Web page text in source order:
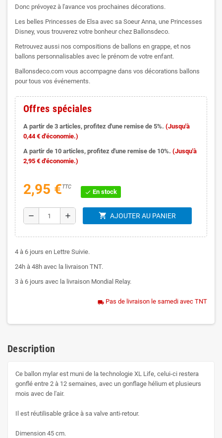
Donc prévoyez à l'avance vos prochaines décorations.
Les belles Princesses de Elsa avec sa Soeur Anna, une Princesses
Disney, vous trouverez votre bonheur chez Ballonsdeco.
Retrouvez aussi nos compositions de ballons en grappe, et nos
ballons personnalisables avec le prénom de votre enfant.
Ballonsdeco.com vous accompagne dans vos décorations ballons
pour tous vos événements.
Offres spéciales
A partir de 3 articles, profitez d'une remise de 5%. (Jusqu'à
0,44 € d'économie.)
A partir de 10 articles, profitez d'une remise de 10%. (Jusqu'à
2,95 € d'économie.)
2,95 €TTC
check En stock
remove add shopping_cart AJOUTER AU PANIER
4 à 6 jours en Lettre Suivie.
24h à 48h avec la livraison TNT.
3 à 6 jours avec la livraison Mondial Relay.
local_shipping Pas de livraison le samedi avec TNT
Description
Ce ballon mylar est muni de la technologie XL Life, celui-ci restera
gonflé entre 2 à 12 semaines, avec un gonflage hélium et plusieurs
mois avec de l'air.
Il est réutilisable grâce à sa valve anti-retour.
Dimension 45 cm.